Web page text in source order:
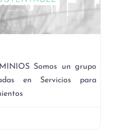
Somos un grupo
en Servicios para